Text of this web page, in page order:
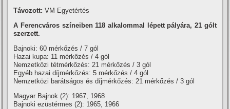
Távozott: VM Egyetértés
A Ferencváros szí­neiben 118 alkalommal lépett pályára, 21 gólt
szerzett.
Bajnoki: 60 mérkőzés / 7 gól
Hazai kupa: 11 mérkőzés / 4 gól
Nemzetközi tétmérkőzés: 21 mérkőzés / 3 gól
Egyéb hazai díjmérkőzés: 5 mérkőzés / 4 gól
Nemzetközi barátságos és dí­jmérkőzés: 21 mérkőzés / 3 gól
Magyar Bajnok (2): 1967, 1968
Bajnoki ezüstérmes (2): 1965, 1966